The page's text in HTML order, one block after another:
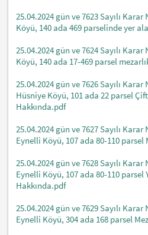
25.04.2024 gün ve 7623 Sayılı
Köyü, 140 ada 469 parselinde yer
25.04.2024 gün ve 7624 Sayılı
Köyü, 140 ada 17-469 parsel
25.04.2024 gün ve 7626 Sayılı
Hüsniye Köyü, 101 ada 22 parsel
Hakkında.pdf
25.04.2024 gün ve 7627 Sayılı
Eynelli Köyü, 107 ada 80-110 parsel
25.04.2024 gün ve 7628 Sayılı
Eynelli Köyü, 107 ada 80-110 parsel
Hakkında.pdf
25.04.2024 gün ve 7629 Sayılı
Eynelli Köyü, 304 ada 168 parsel